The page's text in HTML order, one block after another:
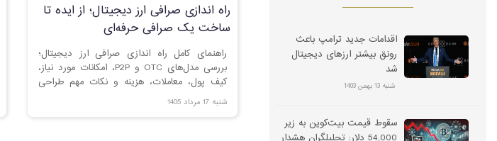
اقدامات جدید ترامپ باعث
رونق بیشتر ارزهای دیجیتال
شد
شنبه 13 بهمن 1403
سقوط قیمت بیت‌کوین به زیر
راه اندازی صرافی ارز دیجیتال؛ از ایده تا
ساخت یک صرافی حرفه‌ای
راهنمای کامل راه اندازی صرافی ارز دیجیتال؛
بررسی مدل‌های OTC و P2P، امکانات مورد نیاز،
کیف پول، معاملات، هزینه و نکات مهم طراحی
سایت صرافی.
شنبه 17 مرداد 1405